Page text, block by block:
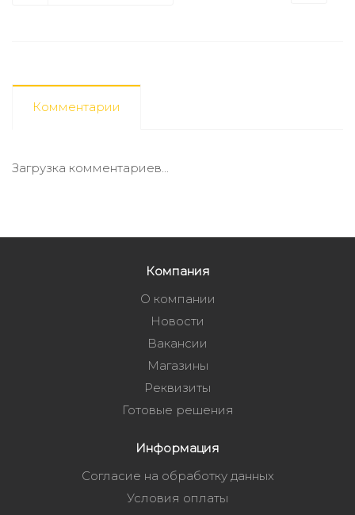
Комментарии
Загрузка комментариев...
Компания
О компании
Новости
Вакансии
Магазины
Реквизиты
Готовые решения
Информация
Согласие на обработку данных
Условия оплаты